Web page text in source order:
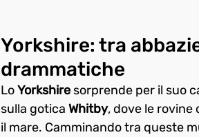
Yorkshire: tra
drammatiche
Lo Yorkshire sorprende per il suo
sulla gotica Whitby, dove le rovine
il mare. Camminando tra queste